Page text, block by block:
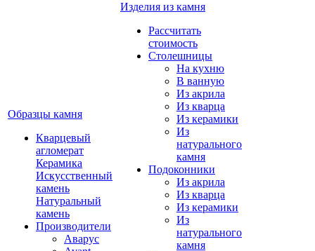
Образцы камня
Кварцевый
агломерат
Керамика
Искусственный
камень
Натуральный
камень
Производители
Аварус
Изделия из камня
Рассчитать
стоимость
Столешницы
На кухню
В ванную
Из акрила
Из кварца
Из керамики
Из
натурального
камня
Подоконники
Из акрила
Из кварца
Из керамики
Из
натурального
камня